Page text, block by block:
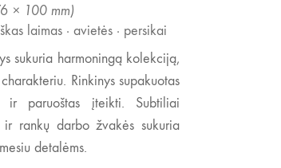
× 100 mm)
laimas · avietės · persikai
sukuria harmoningą kolekciją,
Rinkinys supakuotas
ir paruoštas įteikti. Subtiliai
ir rankų darbo žvakės sukuria
detalėms.